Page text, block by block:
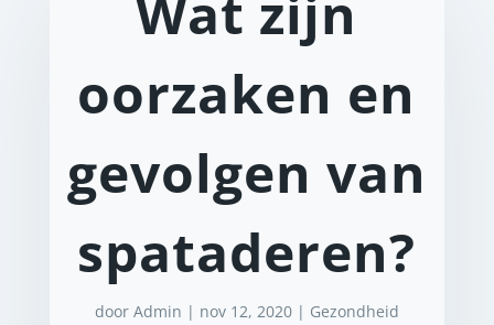
oorzaken en
gevolgen van
spataderen?
door Admin | nov 12, 2020| Gezondheid